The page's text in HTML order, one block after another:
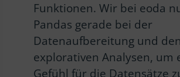
Funktionen. Wir bei eoda
Pandas gerade bei der
Datenaufbereitung und
explorativen Analysen, um
Gefühl für die Datensätze